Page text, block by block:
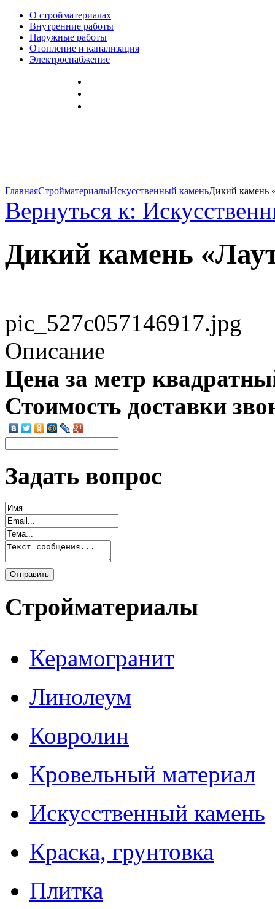
О стройматериалах
Внутренние работы
Наружные работы
Отопление и канализация
Электроснабжение
ГлавнаяСтройматериалыИскусственный каменьДикий камень
Вернуться к:
Дикий камень
pic_527c057146917.jpg
Описание
Цена за метр
Стоимость доставки
Задать вопрос
Стройматериалы
Керамогранит
Линолеум
Ковролин
Кровельный материал
Искусственный камень
Краска, грунтовка
Плитка